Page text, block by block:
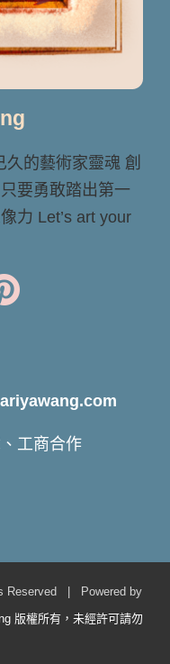
的藝術家靈魂 創
要勇敢踏出第一
力 Let’s art your
工商合作
| Powered by
版權所有，未經許可請勿